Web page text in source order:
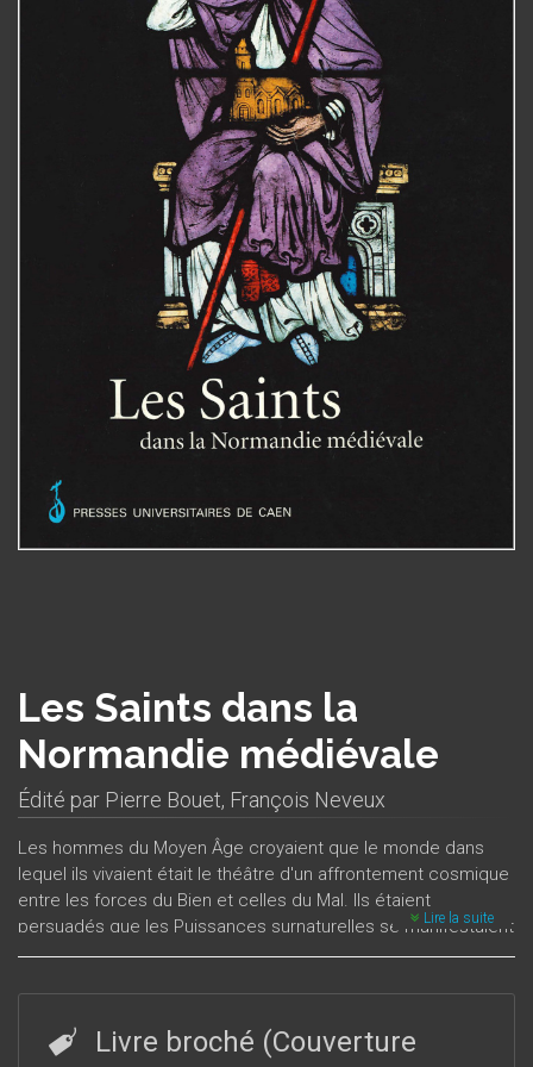
Les Saints dans la
Normandie médiévale
Édité par Pierre Bouet, François Neveux
Les hommes du Moyen Âge croyaient que le monde dans
lequel ils vivaient était le théâtre d'un affrontement cosmique
entre les forces du Bien et celles du Mal. Ils étaient
persuadés que les Puissances surnaturelles se manifestaient
à tout instant sur cette terre et intervenaient constamment
savaient qu’ils avaient des alliés efficaces pour affronter les
forces maléfiques : les saints. Ceux-ci avaient acquis par
Lire la suite
Livre broché (Couverture